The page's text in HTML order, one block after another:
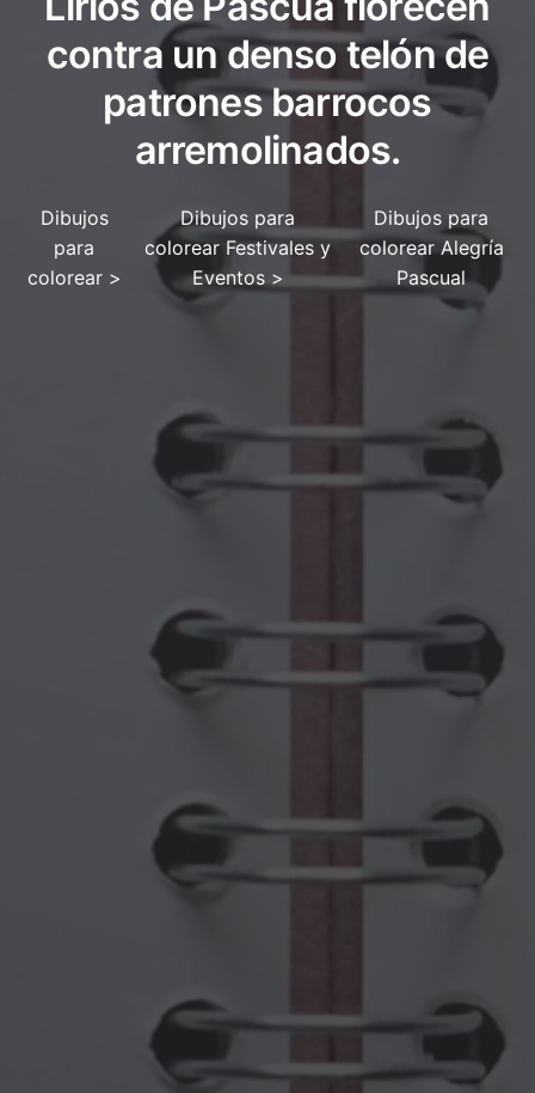
contra un denso telón de
patrones barrocos
arremolinados.
Dibujos
para
colorear>
Dibujos para
colorear Festivales y
Eventos >
Dibujos para
colorear Alegría
Pascual